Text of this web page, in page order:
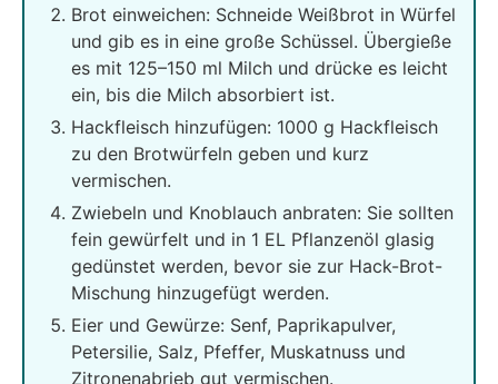
Brot einweichen: Schneide Weißbrot in Würfel
und gib es in eine große Schüssel. Übergieße
es mit 125–150 ml Milch und drücke es leicht
ein, bis die Milch absorbiert ist.
Hackfleisch hinzufügen: 1000 g Hackfleisch
zu den Brotwürfeln geben und kurz
vermischen.
Zwiebeln und Knoblauch anbraten: Sie sollten
fein gewürfelt und in 1 EL Pflanzenöl glasig
gedünstet werden, bevor sie zur Hack-Brot-
Mischung hinzugefügt werden.
Eier und Gewürze: Senf, Paprikapulver,
Petersilie, Salz, Pfeffer, Muskatnuss und
Zitronenabrieb gut vermischen.